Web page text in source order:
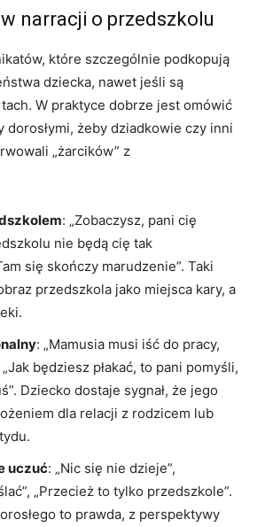
narracji o przedszkolu
które szczególnie podkopują
dziecka, nawet jeśli są
W praktyce dobrze jest omówić
dorosłymi, żeby dziadkowie czy inni
„żarcików” z
: „Zobaczysz, pani cię
nie będą cię tak
się skończy marudzenie”. Taki
przedszkola jako miejsca kary, a
: „Mamusia musi iść do pracy,
będziesz płakać, to pani pomyśli,
Dziecko dostaje sygnał, że jego
dla relacji z rodzicem lub
uczuć: „Nic się nie dzieje”,
„Przecież to tylko przedszkole”.
to prawda, z perspektywy